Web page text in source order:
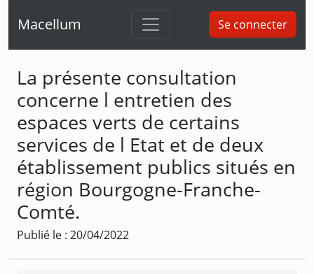
Macellum Se connecter
La présente consultation
concerne l entretien des
espaces verts de certains
services de l Etat et de deux
établissement publics situés en
région Bourgogne-Franche-
Comté.
Publié le : 20/04/2022